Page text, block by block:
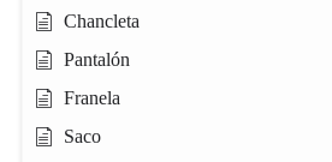
Chancleta
Pantalón
Franela
Saco